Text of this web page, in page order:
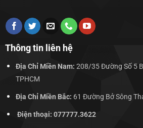
Thông tin liên hệ
Địa Chỉ Miền Nam: 208/35 Đường Số 5
TPHCM
Địa Chỉ Miền Bắc: 61 Đường Bở Sông
Điện thoại: 077777.3622